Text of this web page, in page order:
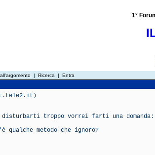
1°
| Ricerca | Entra
disturbarti troppo vorrei farti una
qualche metodo che ignoro?